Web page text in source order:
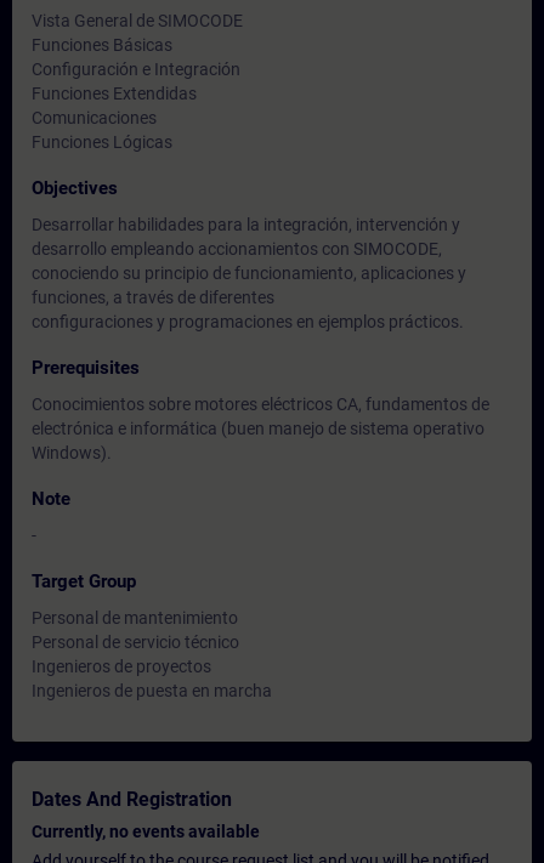
Vista General de SIMOCODE
Funciones Básicas
Configuración e Integración
Funciones Extendidas
Comunicaciones
Funciones Lógicas
Objectives
Desarrollar habilidades para la integración, intervención y
desarrollo empleando accionamientos con SIMOCODE,
conociendo su principio de funcionamiento, aplicaciones y
funciones, a través de diferentes
configuraciones y programaciones en ejemplos prácticos.
Prerequisites
Conocimientos sobre motores eléctricos CA, fundamentos de
electrónica e informática (buen manejo de sistema operativo
Windows).
Note
-
Target Group
Personal de mantenimiento
Personal de servicio técnico
Ingenieros de proyectos
Ingenieros de puesta en marcha
Dates And Registration
Currently, no events available